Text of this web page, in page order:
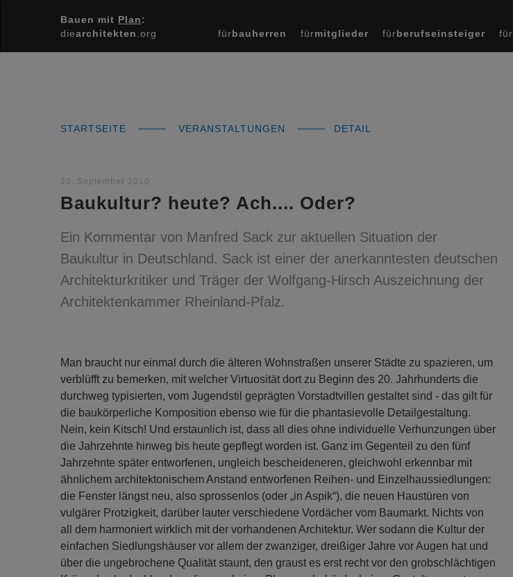
Bauen mit Plan:
diearchitekten .org fürbauherren fürmitglieder fürberufseinsteiger für
STARTSEITE VERANSTALTUNGEN DETAIL
20. September 2010
Baukultur? heute? Ach.... Oder?
Ein Kommentar von Manfred Sack zur aktuellen Situation der
Baukultur in Deutschland. Sack ist einer der anerkanntesten deutschen
Architekturkritiker und Träger der Wolfgang-Hirsch Auszeichnung der
Architektenkammer Rheinland-Pfalz.
Man braucht nur einmal durch die älteren Wohnstraßen unserer Städte zu spazieren, um
verblüfft zu bemerken, mit welcher Virtuosität dort zu Beginn des 20. Jahrhunderts die
durchweg typisierten, vom Jugendstil geprägten Vorstadtvillen gestaltet sind - das gilt für
die baukörperliche Komposition ebenso wie für die phantasievolle Detailgestaltung.
Nein, kein Kitsch! Und erstaunlich ist, dass all dies ohne individuelle Verhunzungen über
die Jahrzehnte hinweg bis heute gepflegt worden ist. Ganz im Gegenteil zu den fünf
Jahrzehnte später entworfenen, ungleich bescheideneren, gleichwohl erkennbar mit
ähnlichem architektonischem Anstand entworfenen Reihen- und Einzelhaussiedlungen:
die Fenster längst neu, also sprossenlos (oder „in Aspik“), die neuen Haustüren von
vulgärer Protzigkeit, darüber lauter verschiedene Vordächer vom Baumarkt. Nichts von
all dem harmoniert wirklich mit der vorhandenen Architektur. Wer sodann die Kultur der
einfachen Siedlungshäuser vor allem der zwanziger, dreißiger Jahre vor Augen hat und
über die ungebrochene Qualität staunt, den graust es erst recht vor den grobschlächtigen